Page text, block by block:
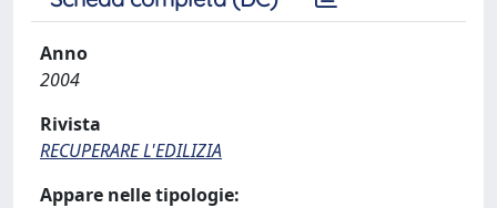
Anno
2004
Rivista
RECUPERARE L'EDILIZIA
Appare nelle tipologie: